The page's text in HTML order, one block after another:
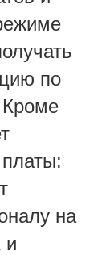
по
Кроме
на
и